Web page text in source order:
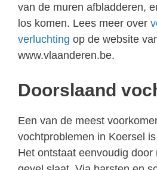
van de muren afbladderen,
los komen. Lees meer over
verluchting op de website
www.vlaanderen.be.
Doorslaand
Een van de meest
vochtproblemen in Koersel
Het ontstaat eenvoudig